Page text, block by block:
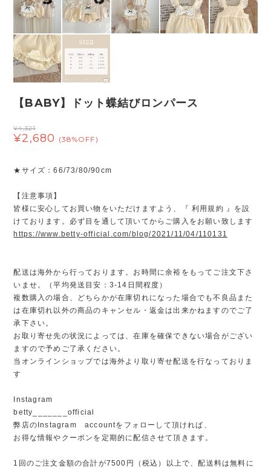
【BABY】ドット蝶結びロンパース
¥4,321
¥2,680 (38%OFF)
★サイズ：66/73/80/90cm
【注意事項】
皆様に安心してお買い物をいただけますよう、『 利用規約 』を設
けております。必ず目を通して頂いてからご購入をお願い致します
https://www.betty-official.com/blog/2021/11/04/110131
配送は海外から行っております。お時間に余裕をもってご注文下さ
いませ。（平均発送目安：3-14日間程度）
複数購入の場合、どちらかが在庫切れになった場合でも不良品また
は在庫切れ以外の商品のキャンセル・返金は出来かねますのでご了
承下さい。
お取り寄せ先の状況によっては、在庫を確保できない場合がござい
ますので予めご了承ください。
当オンラインショップでは海外より取り寄せ配送を行なっておりま
す
Instagram
betty_______official
弊店のInstagram accountをフォローして頂ければ、
お得な情報やクーポンを定期的に配信させて頂きます。
1回のご注文金額の合計が7500円（税込）以上で、配送料は無料に